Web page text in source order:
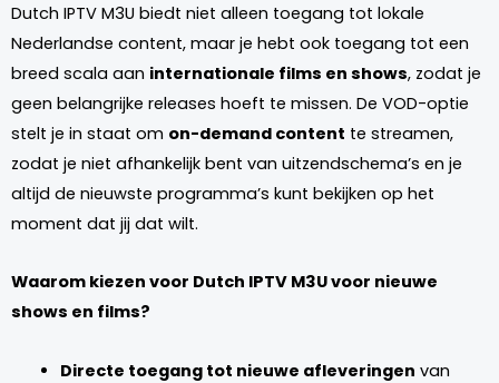
Dutch IPTV M3U biedt niet alleen toegang tot lokale
Nederlandse content, maar je hebt ook toegang tot een
breed scala aan internationale films en shows, zodat je
geen belangrijke releases hoeft te missen. De VOD-optie
stelt je in staat om on-demand content te streamen,
zodat je niet afhankelijk bent van uitzendschema’s en je
altijd de nieuwste programma’s kunt bekijken op het
moment dat jij dat wilt.
Waarom kiezen voor Dutch IPTV M3U voor nieuwe
shows en films?
Directe toegang tot nieuwe afleveringen van